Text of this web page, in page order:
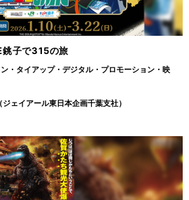
子で315の旅
タイアップ デジタル プロモーション
映
ェイアール東日本企画千葉支社）